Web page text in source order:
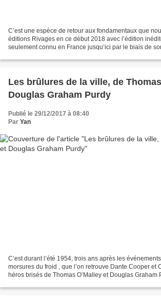
C’est une espèce de retour aux fondamentaux que
éditions Rivages en ce début 2018 avec l’édition
seulement connu en France jusqu’ici par le biais de
Les brûlures de la ville, de
Douglas Graham Purdy
Publié le 29/12/2017 à 08:40
Par Yan
C’est durant l’été 1954, trois ans après les
morsures du froid , que l’on retrouve Dante Cooper et
héros brisés de Thomas O’Malley et Douglas Graham